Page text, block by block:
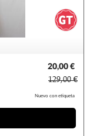
20,00 €
129,00 €
Nuevo con etiqueta